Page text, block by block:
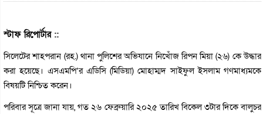
স্টাফ রিপোর্টার ::
সিলেটের শাহপরান (রহ.) থানা পুলিশের অভিযানে নিখোঁজ রিপন মিয়া (২৬) কে উদ্ধার
করা হয়েছে। এসএমপি’র এডিসি (মিডিয়া) মোহাম্মদ সাইফুল ইসলাম গণমাধ্যমকে
বিষয়টি নিশ্চিত করেন।
পরিবার সূত্রে জানা যায়, গত ২৬ ফেব্রুয়ারি ২০২৫ তারিখ বিকেল ৩টার দিকে বালুচর